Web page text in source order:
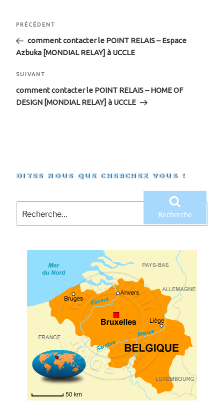
Navigation
de
l’article
Article
précédent
PRÉCÉDENT
comment contacter le POINT RELAIS – Espace
Azbuka [MONDIAL RELAY] à UCCLE
Article
suivant
SUIVANT
comment contacter le POINT RELAIS – HOME OF
DESIGN [MONDIAL RELAY] à UCCLE
DITES NOUS QUE CHERCHEZ VOUS !
Recherche
pour
:
Recherche